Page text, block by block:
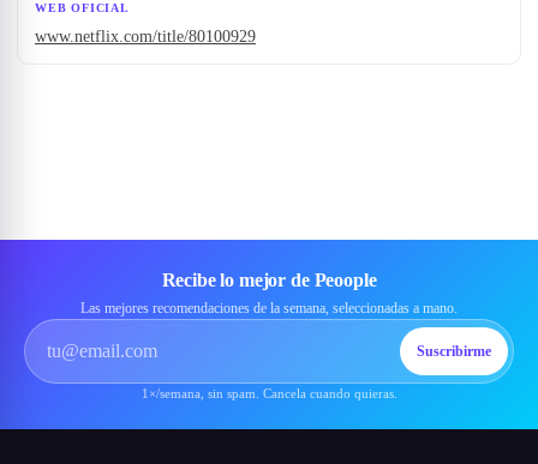
WEB OFICIAL
www.netflix.com/title/80100929
Recibe lo mejor de Peoople
Las mejores recomendaciones de la semana, seleccionadas a mano.
Suscribirme
1×/semana, sin spam. Cancela cuando quieras.